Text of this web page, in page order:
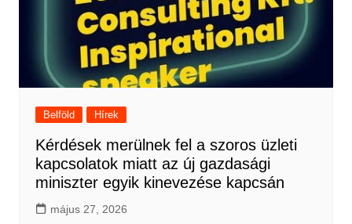
Belföld Hírek
Kérdések merülnek fel a szoros üzleti
kapcsolatok miatt az új gazdasági
miniszter egyik kinevezése kapcsán
május 27, 2026